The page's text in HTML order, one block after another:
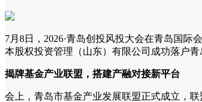
7月 8日，2026·青岛创投风投大会在青岛国
本股权投资管理（山东）有限公司成功落户
揭牌基金产业联盟，搭建产融对接新平台
会上，青岛市基金产业发展联盟正式成立，联